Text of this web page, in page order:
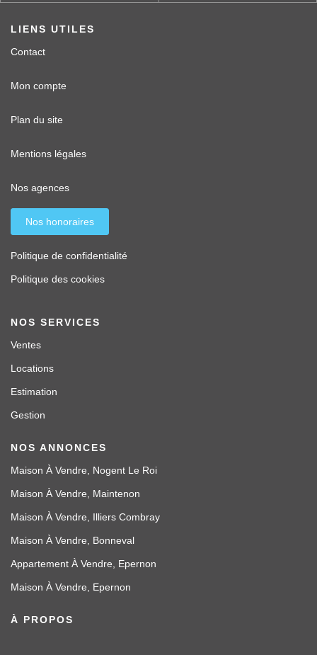
LIENS UTILES
Contact
Mon compte
Plan du site
Mentions légales
Nos agences
Nos honoraires
Politique de confidentialité
Politique des cookies
NOS SERVICES
Ventes
Locations
Estimation
Gestion
NOS ANNONCES
Maison À Vendre, Nogent Le Roi
Maison À Vendre, Maintenon
Maison À Vendre, Illiers Combray
Maison À Vendre, Bonneval
Appartement À Vendre, Epernon
Maison À Vendre, Epernon
À PROPOS